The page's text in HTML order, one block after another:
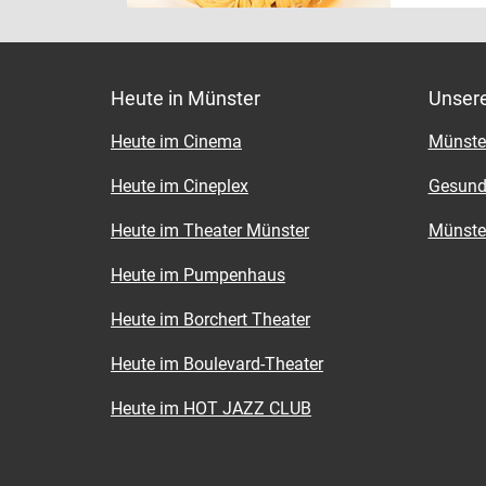
Wo?
Wann?
Pers.
es,
Wo?
Heute in Münster
Heute im Cinema
Heute im Cineplex
Heute im Theater Münster
Heute im Pumpenhaus
Heute im Borchert Theater
Heute im Boulevard-Theater
Heute im HOT JAZZ CLUB